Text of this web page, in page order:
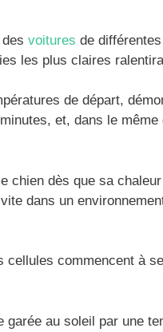
voitures de
les plus claires
de départ,
et, dans le
chien dès que sa
dans un
cellules commencent à
au soleil par une